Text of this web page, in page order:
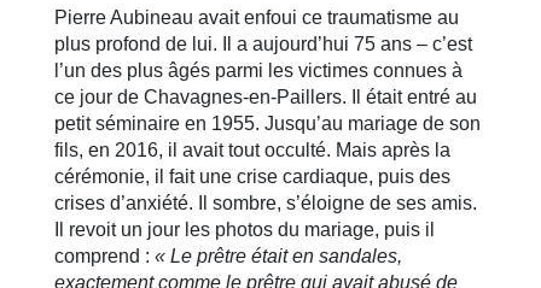
Pierre Aubineau avait enfoui ce traumatisme au
plus profond de lui. Il a aujourd’hui 75 ans – c’est
l’un des plus âgés parmi les victimes connues à
ce jour de Chavagnes-en-Paillers. Il était entré au
petit séminaire en 1955. Jusqu’au mariage de son
fils, en 2016, il avait tout occulté. Mais après la
cérémonie, il fait une crise cardiaque, puis des
crises d’anxiété. Il sombre, s’éloigne de ses amis.
Il revoit un jour les photos du mariage, puis il
comprend : « Le prêtre était en sandales,
exactement comme le prêtre qui avait abusé de